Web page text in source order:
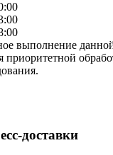
выполнение
приоритетной
доставки